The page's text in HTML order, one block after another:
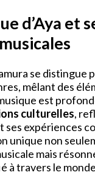
d’Aya et
se distingue
mêlant des
est
culturelles,
ses expériences
unique non
mais
à travers le